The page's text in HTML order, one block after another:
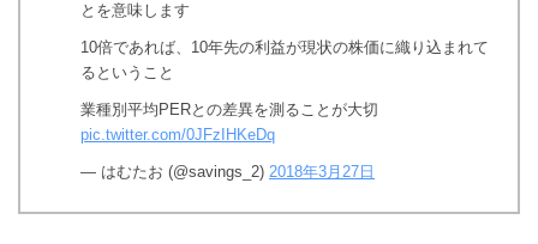
とを意味します
10倍であれば、10年先の利益が現状の株価に織り込まれて
るということ
業種別平均PERとの差異を測ることが大切
pic.twitter.com/0JFzIHKeDq
— はむたお (@savings_2) 2018年3月27日